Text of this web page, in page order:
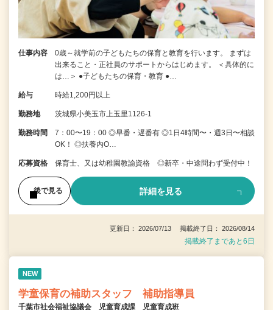
仕事内容
0歳～就学前の子どもたちの保育と教育を行います。 まずは
出来ること・正社員のサポートからはじめます。 ＜具体的に
は…＞ ●子どもたちの保育・教育 ●…
給与 時給1,200円以上
勤務地 茨城県小美玉市上玉里1126-1
勤務時間
7：00〜19：00 ◎早番・遅番有 ◎1日4時間〜・週3日〜相談
OK！ ◎扶養内O…
応募資格 保育士、又は幼稚園教諭資格 ◎新卒・中途問わず受付中！
後で見る 詳細を見る
更新日： 2026/07/13 掲載終了日： 2026/08/14
掲載終了まであと6日
NEW
学童保育の補助スタッフ 補助指導員
千葉市社会福祉協議会 児童育成課 児童育成班